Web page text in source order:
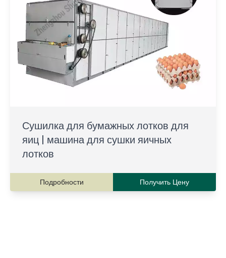
Сушилка для бумажных лотков для
яиц | машина для сушки яичных
лотков
Подробности Получить Цену